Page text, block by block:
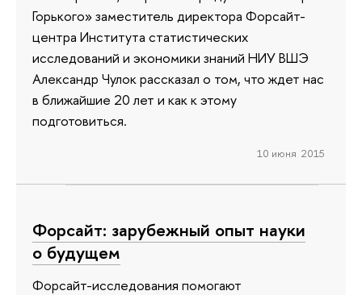
Горького» заместитель директора Форсайт-
центра Института статистических
исследований и экономики знаний НИУ ВШЭ
Александр Чулок рассказал о том, что ждет нас
в ближайшие 20 лет и как к этому
подготовиться.
10 июня 2015
Форсайт: зарубежный опыт науки
о будущем
Форсайт-исследования помогают